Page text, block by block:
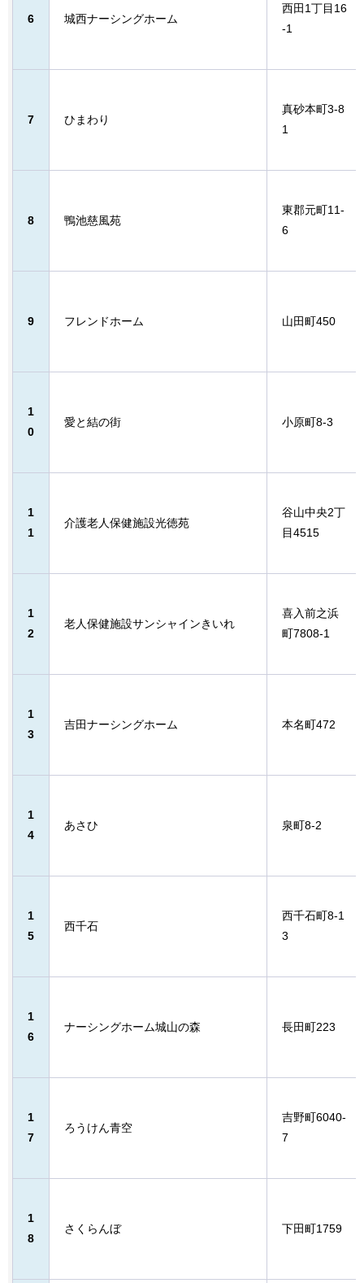
6 城西ナーシングホーム
西田1丁目16
-1
7 ひまわり
真砂本町3-8
1
8 鴨池慈風苑
東郡元町11-
6
9 フレンドホーム 山田町450
1
0
愛と結の街 小原町8-3
1
1
介護老人保健施設光徳苑
谷山中央2丁
目4515
1
2
老人保健施設サンシャインきいれ
喜入前之浜
町7808-1
1
3
吉田ナーシングホーム 本名町472
1
4
あさひ 泉町8-2
1
5
西千石
西千石町8-1
3
1
6
ナーシングホーム城山の森 長田町223
1
7
ろうけん青空
吉野町6040-
7
1
8
さくらんぼ 下田町1759